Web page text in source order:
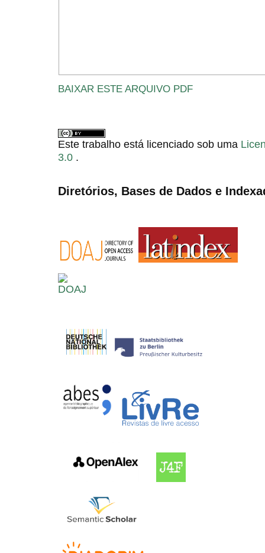
BAIXAR ESTE ARQUIVO PDF
Este trabalho está licenciado sob uma
3.0 .
Diretórios, Bases de Dados e